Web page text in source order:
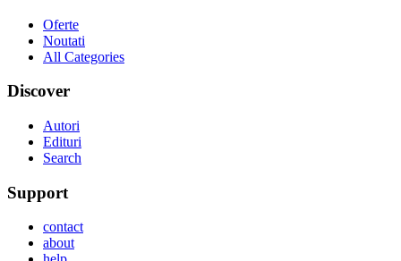
Oferte
Noutati
All Categories
Discover
Autori
Edituri
Search
Support
contact
about